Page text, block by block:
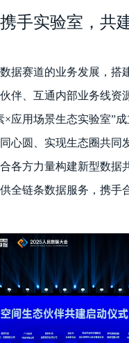
手实验室，共
据赛道的业务发展，搭
伴、互通内部业务线资
×应用场景生态实验室”成
心圆、实现生态圈共同
各方力量构建新型数据
全链条数据服务，携手